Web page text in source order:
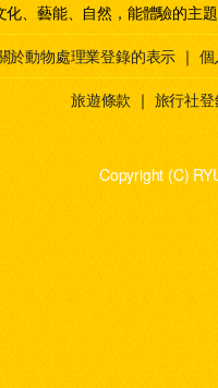
、藝能、自然，能體驗的主
於動物處理業登錄的表示 ｜
旅遊條款 ｜ 旅行社
Copyright (C)